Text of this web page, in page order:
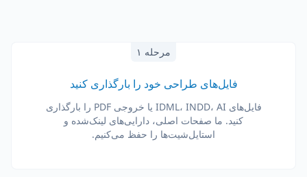
مرحله ۱
فایل‌های طراحی خود را بارگذاری کنید
فایل‌های IDML، INDD، AI یا خروجی PDF را بارگذاری
کنید. ما صفحات اصلی، دارایی‌های لینک‌شده و
استایل‌شیت‌ها را حفظ می‌کنیم.